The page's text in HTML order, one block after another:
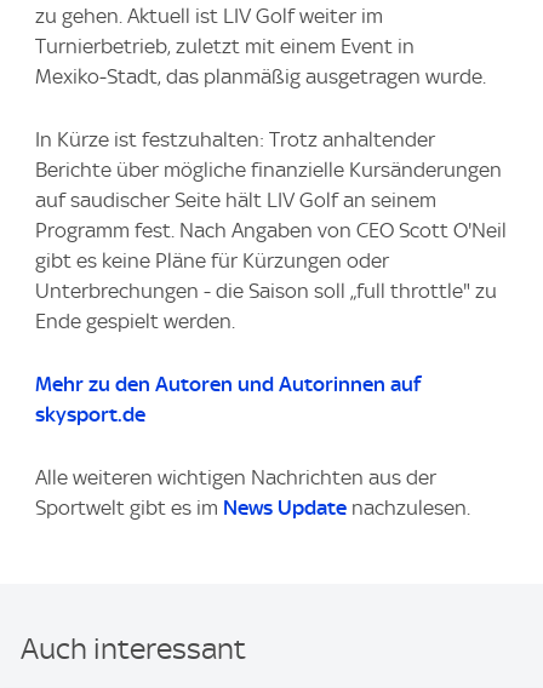
zu gehen. Aktuell ist LIV Golf weiter im
Turnierbetrieb, zuletzt mit einem Event in
Mexiko‑Stadt, das planmäßig ausgetragen wurde.
In Kürze ist festzuhalten: Trotz anhaltender
Berichte über mögliche finanzielle Kursänderungen
auf saudischer Seite hält LIV Golf an seinem
Programm fest. Nach Angaben von CEO Scott O'Neil
gibt es keine Pläne für Kürzungen oder
Unterbrechungen - die Saison soll „full throttle" zu
Ende gespielt werden.
Mehr zu den Autoren und Autorinnen auf
skysport.de
Alle weiteren wichtigen Nachrichten aus der
Sportwelt gibt es im News Update nachzulesen.
Auch interessant